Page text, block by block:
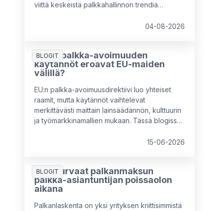
viittä keskeistä palkkahallinnon trendiä
2026 -tutkimuksen havaintoja sekä
rakentaessaan tulevaisuuden
palkkahallintostrategioita.
04-08-2026
BLOGIT
Miten palkka-avoimuuden
käytännöt eroavat EU-maiden
välillä?
EU:n palkka-avoimuusdirektiivi luo yhteiset
raamit, mutta käytännöt vaihtelevat
merkittävästi maittain lainsäädännön, kulttuurin
ja työmarkkinamallien mukaan. Tässä blogissa
Ruotsin, Saksan, Alankomaiden, Italian ja
paikallinen mukautuminen on välttämätöntä.
15-06-2026
BLOGIT
Näin turvaat palkanmaksun
palkka-asiantuntijan poissaolon
aikana
Palkanlaskenta on yksi yrityksen kriittisimmistä